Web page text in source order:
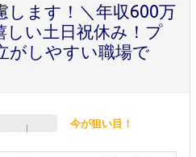
します！＼年収600万
しい土日祝休み！プ
がしやすい職場で
今が狙い目！